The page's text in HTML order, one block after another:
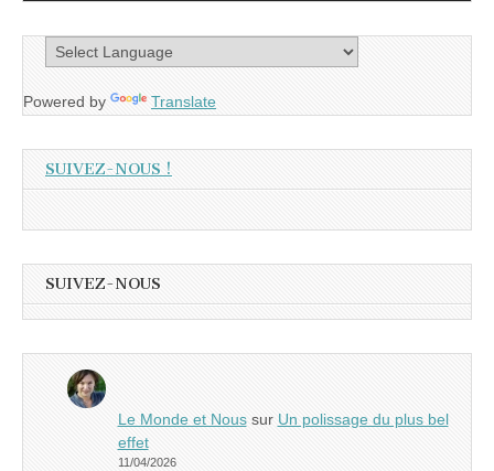
Powered by Translate
SUIVEZ-NOUS !
SUIVEZ-NOUS
Le Monde et Noussur Un polissage du plus bel
effet
11/04/2026